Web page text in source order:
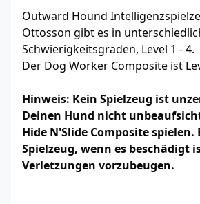
Outward Hound
Ottosson gibt es in
Schwierigkeitsgraden, Level 1 - 4.
Der Dog Worker Composite ist
Hinweis: Kein Spielzeug ist
Deinen Hund nicht
Hide N'Slide Composite spielen.
Spielzeug, wenn es beschädigt
Verletzungen vorzubeugen.